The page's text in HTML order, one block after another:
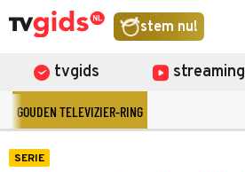
stem nu!
tvgids streaming
GOUDEN TELEVIZIER-RING
SERIE